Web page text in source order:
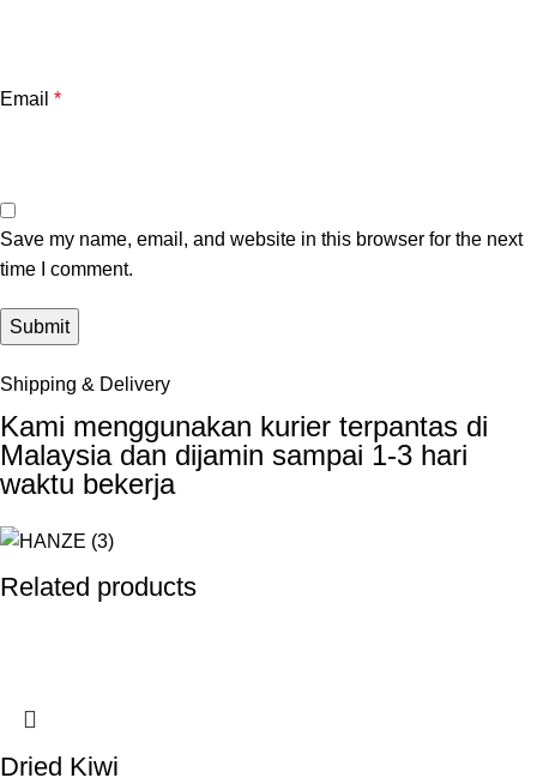
Email *
Save my name, email, and website in this browser for the next
time I comment.
Shipping & Delivery
Kami menggunakan kurier terpantas di
Malaysia dan dijamin sampai 1-3 hari
waktu bekerja
Related products
Dried Kiwi